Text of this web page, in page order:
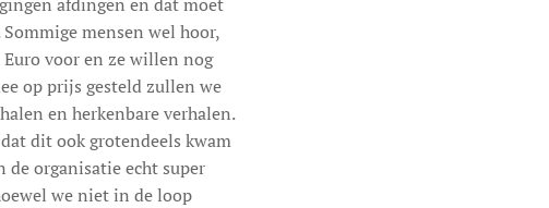
mensen wel hoor,
voor en ze willen nog
op prijs gesteld zullen we
en herkenbare verhalen.
dit ook grotendeels kwam
de organisatie echt super
we niet in de loop